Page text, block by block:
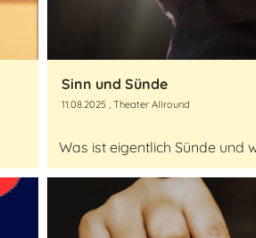
Sinn und Sünde
11.08.2025, Theater Allround
Was ist eigentlich Sünde und